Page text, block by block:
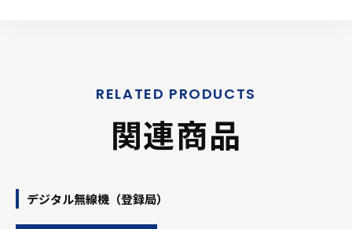
関連商品
デジタル無線機（登録局）